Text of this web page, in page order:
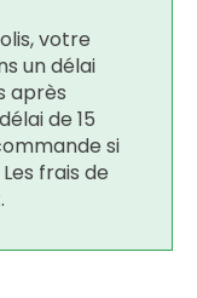
votre
un délai
après
de 15
si
frais de